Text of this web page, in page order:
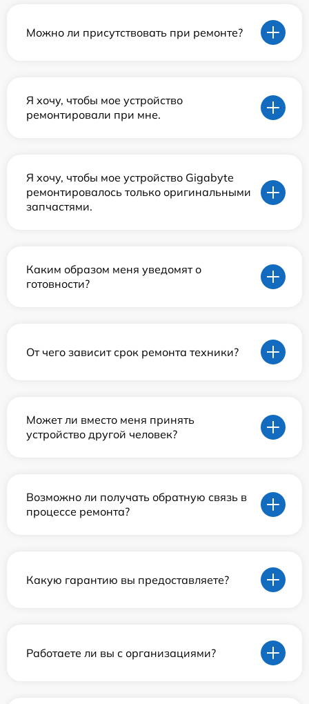
Можно ли присутствовать при ремонте?
Я хочу, чтобы мое устройство
ремонтировали при мне.
Я хочу, чтобы мое устройство Gigabyte
ремонтировалось только оригинальными
запчастями.
Каким образом меня уведомят о
готовности?
От чего зависит срок ремонта техники?
Может ли вместо меня принять
устройство другой человек?
Возможно ли получать обратную связь в
процессе ремонта?
Какую гарантию вы предоставляете?
Работаете ли вы с организациями?